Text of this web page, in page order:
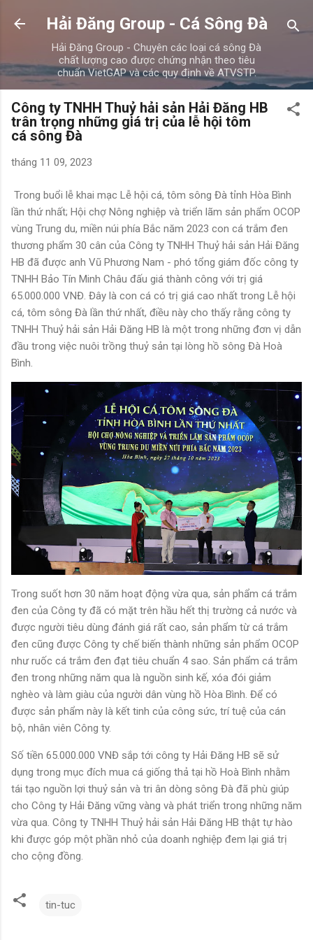
Chuyển đến nội dung chính
Hải Đăng Group - Cá Sông Đà
Hải Đăng Group - Chuyên các loại cá sông Đà
chất lượng cao được chứng nhận theo tiêu
chuẩn VietGAP và các quy định về ATVSTP.
Công ty TNHH Thuỷ hải sản Hải Đăng HB
trân trọng những giá trị của lễ hội tôm
cá sông Đà
tháng 11 09, 2023
Trong buổi lễ khai mạc Lễ hội cá, tôm sông Đà tỉnh Hòa Bình
lần thứ nhất; Hội chợ Nông nghiệp và triển lãm sản phẩm OCOP
vùng Trung du, miền núi phía Bắc năm 2023 con cá trắm đen
thương phẩm 30 cân của Công ty TNHH Thuỷ hải sản Hải Đăng
HB đã được anh Vũ Phương Nam - phó tổng giám đốc công ty
TNHH Bảo Tín Minh Châu đấu giá thành công với trị giá
65.000.000 VNĐ. Đây là con cá có trị giá cao nhất trong Lễ hội
cá, tôm sông Đà lần thứ nhất, điều này cho thấy rằng công ty
TNHH Thuỷ hải sản Hải Đăng HB là một trong những đơn vị dẫn
đầu trong việc nuôi trồng thuỷ sản tại lòng hồ sông Đà Hoà
Bình.
Trong suốt hơn 30 năm hoạt động vừa qua, sản phẩm cá trắm
đen của Công ty đã có mặt trên hầu hết thị trường cả nước và
được người tiêu dùng đánh giá rất cao, sản phẩm từ cá trắm
đen cũng được Công ty chế biến thành những sản phẩm OCOP
như ruốc cá trắm đen đạt tiêu chuẩn 4 sao. Sản phẩm cá trắm
đen trong những năm qua là nguồn sinh kế, xóa đói giảm
nghèo và làm giàu của người dân vùng hồ Hòa Bình. Để có
được sản phẩm này là kết tinh của công sức, trí tuệ của cán
bộ, nhân viên Công ty.
Số tiền 65.000.000 VNĐ sắp tới công ty Hải Đăng HB sẽ sử
dụng trong mục đích mua cá giống thả tại hồ Hoà Bình nhằm
tái tạo nguồn lợi thuỷ sản và tri ân dòng sông Đà đã phù giúp
cho Công ty Hải Đăng vững vàng và phát triển trong những năm
vừa qua. Công ty TNHH Thuỷ hải sản Hải Đăng HB thật tự hào
khi được góp một phần nhỏ của doanh nghiệp đem lại giá trị
cho cộng đồng.
tin-tuc